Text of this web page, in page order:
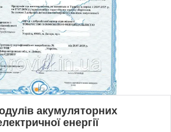
акумуляторних
енергії